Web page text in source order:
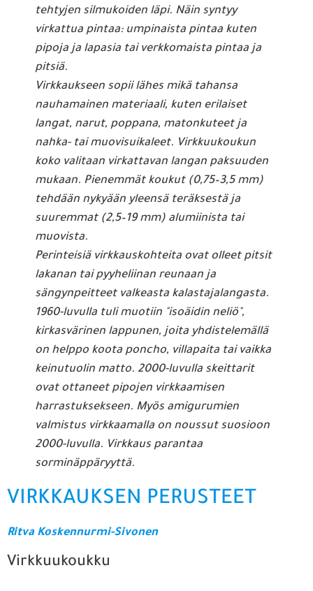
tehtyjen silmukoiden läpi. Näin syntyy
virkattua pintaa: umpinaista pintaa kuten
pipoja ja lapasia tai verkkomaista pintaa ja
pitsiä.
Virkkaukseen sopii lähes mikä tahansa
nauhamainen materiaali, kuten erilaiset
langat, narut, poppana, matonkuteet ja
nahka- tai muovisuikaleet. Virkkuukoukun
koko valitaan virkattavan langan paksuuden
mukaan. Pienemmät koukut (0,75–3,5 mm)
tehdään nykyään yleensä teräksestä ja
suuremmat (2,5–19 mm) alumiinista tai
muovista.
Perinteisiä virkkauskohteita ovat olleet pitsit
lakanan tai pyyheliinan reunaan ja
sängynpeitteet valkeasta kalastajalangasta.
1960-luvulla tuli muotiin "isoäidin neliö",
kirkasvärinen lappunen, joita yhdistelemällä
on helppo koota poncho, villapaita tai vaikka
keinutuolin matto. 2000-luvulla skeittarit
ovat ottaneet pipojen virkkaamisen
harrastuksekseen. Myös amigurumien
valmistus virkkaamalla on noussut suosioon
2000-luvulla. Virkkaus parantaa
sorminäppäryyttä.
VIRKKAUKSEN PERUSTEET
Ritva Koskennurmi-Sivonen
Virkkuukoukku